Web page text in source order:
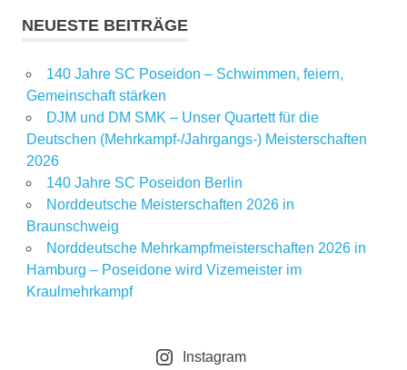
NEUESTE BEITRÄGE
140 Jahre SC Poseidon – Schwimmen, feiern,
Gemeinschaft stärken
DJM und DM SMK – Unser Quartett für die
Deutschen (Mehrkampf-/Jahrgangs-) Meisterschaften
2026
140 Jahre SC Poseidon Berlin
Norddeutsche Meisterschaften 2026 in
Braunschweig
Norddeutsche Mehrkampfmeisterschaften 2026 in
Hamburg – Poseidone wird Vizemeister im
Kraulmehrkampf
Instagram